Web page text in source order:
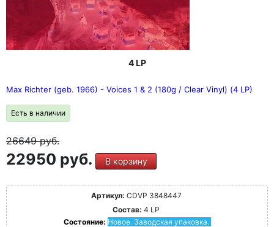
4 LP
Max Richter (geb. 1966) - Voices 1 & 2 (180g / Clear Vinyl) (4 LP)
Есть в наличии
26649руб.
22950 руб. В корзину
Артикул: CDVP 3848447
Состав: 4 LP
Состояние: Новое. Заводская упаковка.